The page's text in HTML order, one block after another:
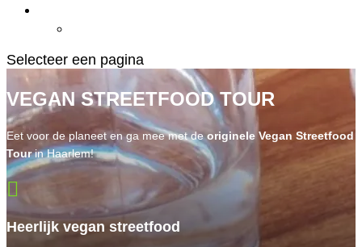
Selecteer een pagina
VEGAN STREETFOOD TOUR
Eet voor de planeet en ga mee met deoriginele Vegan Streetfood
Tourin Haarlem!

Heerlijk vegan streetfood